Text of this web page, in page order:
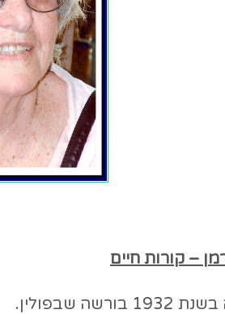
– קורות חיים
שבפולין.